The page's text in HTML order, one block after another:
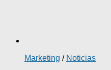
Marketing / Noticias